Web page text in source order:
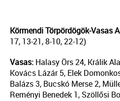
Körmendi Törpördögök-Vasas
17, 13-21, 8-10, 22-12)
Vasas: Halasy Örs 24, Králik
Kovács Lázár 5, Elek
Balázs 3, Bucskó Merse 2,
Reményi Benedek 1, Szöllősi